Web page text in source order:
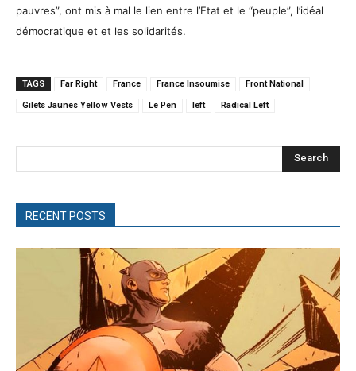
pauvres”, ont mis à mal le lien entre l’Etat et le “peuple”, l’idéal
démocratique et et les solidarités.
TAGS Far Right France France Insoumise Front National
Gilets Jaunes Yellow Vests Le Pen left Radical Left
Search
RECENT POSTS